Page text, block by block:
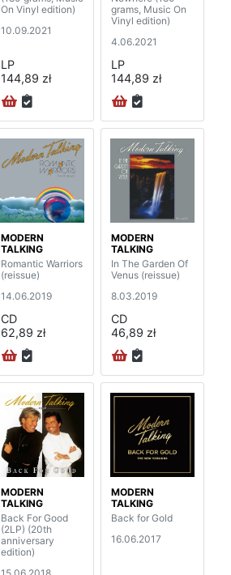
On Vinyl edition)
10.09.2021
LP
144,89 zł
grams, Music On
Vinyl edition)
4.06.2021
LP
144,89 zł
MODERN
TALKING
Romantic Warriors
(reissue)
14.06.2019
CD
62,89 zł
MODERN
TALKING
In The Garden Of
Venus (reissue)
8.03.2019
CD
46,89 zł
MODERN
TALKING
Back For Good
(2LP) (20th
anniversary
edition)
MODERN
TALKING
Back for Gold
16.06.2017